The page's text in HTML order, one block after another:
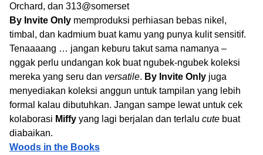
Orchard, dan 313@somerset
By Invite Only memproduksi perhiasan bebas nikel,
timbal, dan kadmium buat kamu yang punya kulit sensitif.
Tenaaaang … jangan keburu takut sama namanya –
nggak perlu undangan kok buat ngubek-ngubek koleksi
mereka yang seru dan versatile. By Invite Only juga
menyediakan koleksi anggun untuk tampilan yang lebih
formal kalau dibutuhkan. Jangan sampe lewat untuk cek
kolaborasi Miffy yang lagi berjalan dan terlalu cute buat
diabaikan.
Woods in the Books